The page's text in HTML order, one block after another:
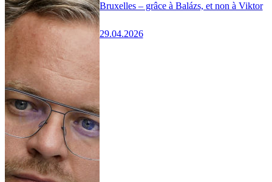
Bruxelles – grâce à Balázs, et non à Viktor
29.04.2026